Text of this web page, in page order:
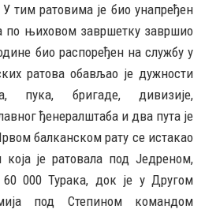
тим ратовима је био унапређен
по њиховом завршетку завршио
био распоређен на службу у
ратова обављао је дужности
пука, бригаде, дивизије,
ђенералштаба и два пута је
балканском рату се истакао
је ратовала под Једреном,
000 Турака, док је у Другом
под Степином командом